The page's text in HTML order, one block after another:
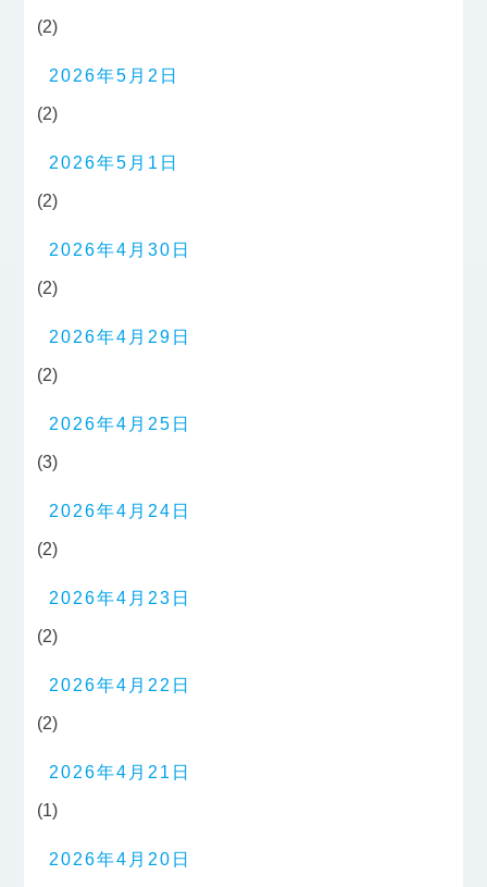
(2)
2026年5月2日
(2)
2026年5月1日
(2)
2026年4月30日
(2)
2026年4月29日
(2)
2026年4月25日
(3)
2026年4月24日
(2)
2026年4月23日
(2)
2026年4月22日
(2)
2026年4月21日
(1)
2026年4月20日